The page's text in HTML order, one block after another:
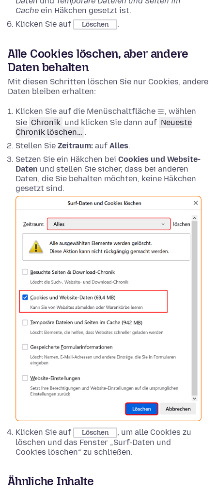
Cache ein Häkchen gesetzt ist.
Klicken Sie auf
Löschen .
Alle Cookies löschen, aber andere
Daten behalten
Mit diesen Schritten löschen Sie nur Cookies, andere
Daten bleiben erhalten:
Klicken Sie auf die Menüschaltfläche
, wählen
Sie Chronik und klicken Sie dann auf Neueste
Chronik löschen… .
Stellen Sie Zeitraum: auf Alles.
Setzen Sie ein Häkchen bei Cookies und Website-
Daten und stellen Sie sicher, dass bei anderen
Daten, die Sie behalten möchten, keine Häkchen
gesetzt sind.
Klicken Sie auf Löschen
, um alle Cookies zu
löschen und das Fenster „Surf-Daten und
Cookies löschen“ zu schließen.
Ähnliche Inhalte